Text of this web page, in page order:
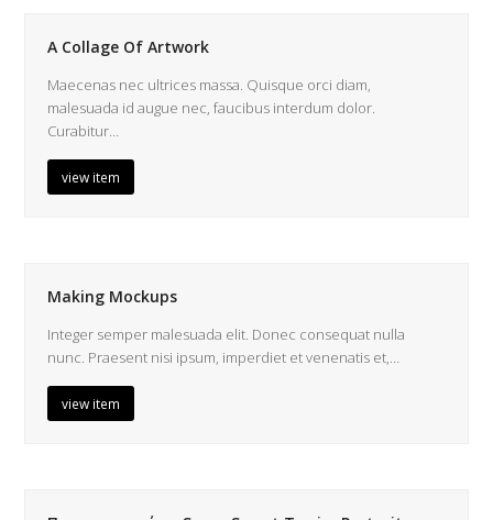
A Collage Of Artwork
Maecenas nec ultrices massa. Quisque orci diam,
malesuada id augue nec, faucibus interdum dolor.
Curabitur…
view item
Making Mockups
Integer semper malesuada elit. Donec consequat nulla
nunc. Praesent nisi ipsum, imperdiet et venenatis et,…
view item